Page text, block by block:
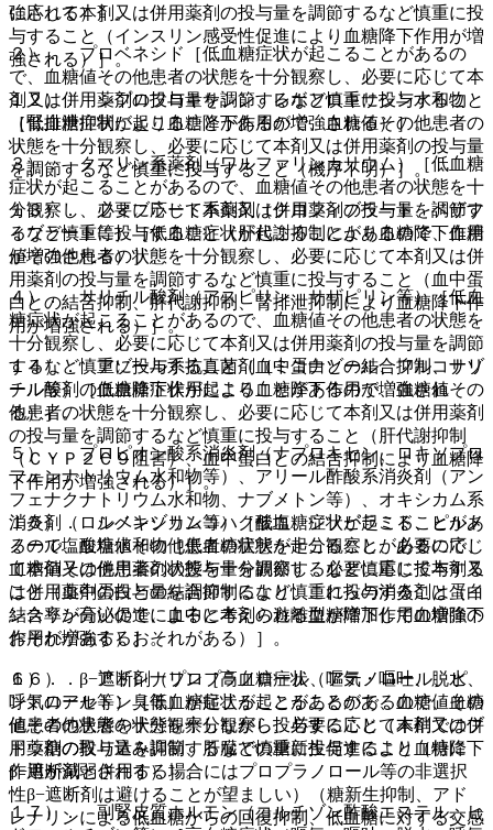
に応じて本剤又は併用薬剤の投与量を調節するなど慎重に投
与すること（インスリン感受性促進により血糖降下作用が増
強される）］。
１２）． シプロフロキサシン、レボフロキサシン水和物
［低血糖症状が起こることがあるので、血糖値その他患者の
状態を十分観察し、必要に応じて本剤又は併用薬剤の投与量
を調節するなど慎重に投与すること（機序不明）］。
１３）． フィブラート系薬剤（クロフィブラート、ベザフ
ィブラート等）［低血糖症状が起こることがあるので、血糖
値その他患者の状態を十分観察し、必要に応じて本剤又は併
用薬剤の投与量を調節するなど慎重に投与すること（血中蛋
白との結合抑制、肝代謝抑制、腎排泄抑制により血糖降下作
用が増強される）］。
１４）． アゾール系抗真菌剤（ミコナゾール、フルコナゾ
ール等）［低血糖症状が起こることがあるので、血糖値その
他患者の状態を十分観察し、必要に応じて本剤又は併用薬剤
の投与量を調節するなど慎重に投与すること（肝代謝抑制
（ＣＹＰ２Ｃ９阻害）、血中蛋白との結合抑制により血糖降
下作用が増強される）］。
１５）． シベンゾリンコハク酸塩、ジソピラミド、ピルメ
ノール塩酸塩水和物［低血糖症状が起こることがあるので、
血糖値その他患者の状態を十分観察し、必要に応じて本剤又
は併用薬剤の投与量を調節するなど慎重に投与すること（イ
ンスリン分泌促進によると考えられる血糖降下作用の増強の
おそれがある）］。
１６）． アドレナリン［高血糖症状（嘔気・嘔吐、脱水、
呼気のアセトン臭等）が起こることがあるので、血糖値その
他患者の状態を十分観察しながら投与すること（末梢でのブ
ドウ糖の取り込み抑制、肝臓での糖新生促進により血糖降下
作用が減弱される）］。
１７）． 副腎皮質ホルモン（コルチゾン酢酸エステル、ヒ
強される）］。
２）． プロベネシド［低血糖症状が起こることがあるの
で、血糖値その他患者の状態を十分観察し、必要に応じて本
剤又は併用薬剤の投与量を調節するなど慎重に投与すること
（腎排泄抑制により血糖降下作用が増強される）］。
３）． クマリン系薬剤（ワルファリンカリウム）［低血糖
症状が起こることがあるので、血糖値その他患者の状態を十
分観察し、必要に応じて本剤又は併用薬剤の投与量を調節す
るなど慎重に投与すること（肝代謝抑制により血糖降下作用
が増強される）］。
４）． サリチル酸剤（アスピリン、サザピリン等）［低血
糖症状が起こることがあるので、血糖値その他患者の状態を
十分観察し、必要に応じて本剤又は併用薬剤の投与量を調節
するなど慎重に投与すること（血中蛋白との結合抑制、サリ
チル酸剤の血糖降下作用により血糖降下作用が増強され
る）］。
５）． プロピオン酸系消炎剤（ナプロキセン、ロキソプロ
フェンナトリウム水和物等）、アリール酢酸系消炎剤（アン
フェナクナトリウム水和物、ナブメトン等）、オキシカム系
消炎剤（ロルノキシカム等）［低血糖症状が起こることがあ
るので、血糖値その他患者の状態を十分観察し、必要に応じ
て本剤又は併用薬剤の投与量を調節するなど慎重に投与する
こと（血中蛋白との結合抑制により、これらの消炎剤は蛋白
結合率が高いので、血中に本剤の遊離型が増加して血糖降下
作用が増強するおそれがある）］。
６）． β−遮断剤（プロプラノロール、アテノロール、ピ
ンドロール等）［低血糖症状が起こることがあるので、血糖
値その他患者の状態を十分観察し、必要に応じて本剤又は併
用薬剤の投与量を調節するなど慎重に投与すること（特に
β−遮断剤と併用する場合にはプロプラノロール等の非選択
性β−遮断剤は避けることが望ましい）（糖新生抑制、アド
レナリンによる低血糖からの回復抑制、低血糖に対する交感